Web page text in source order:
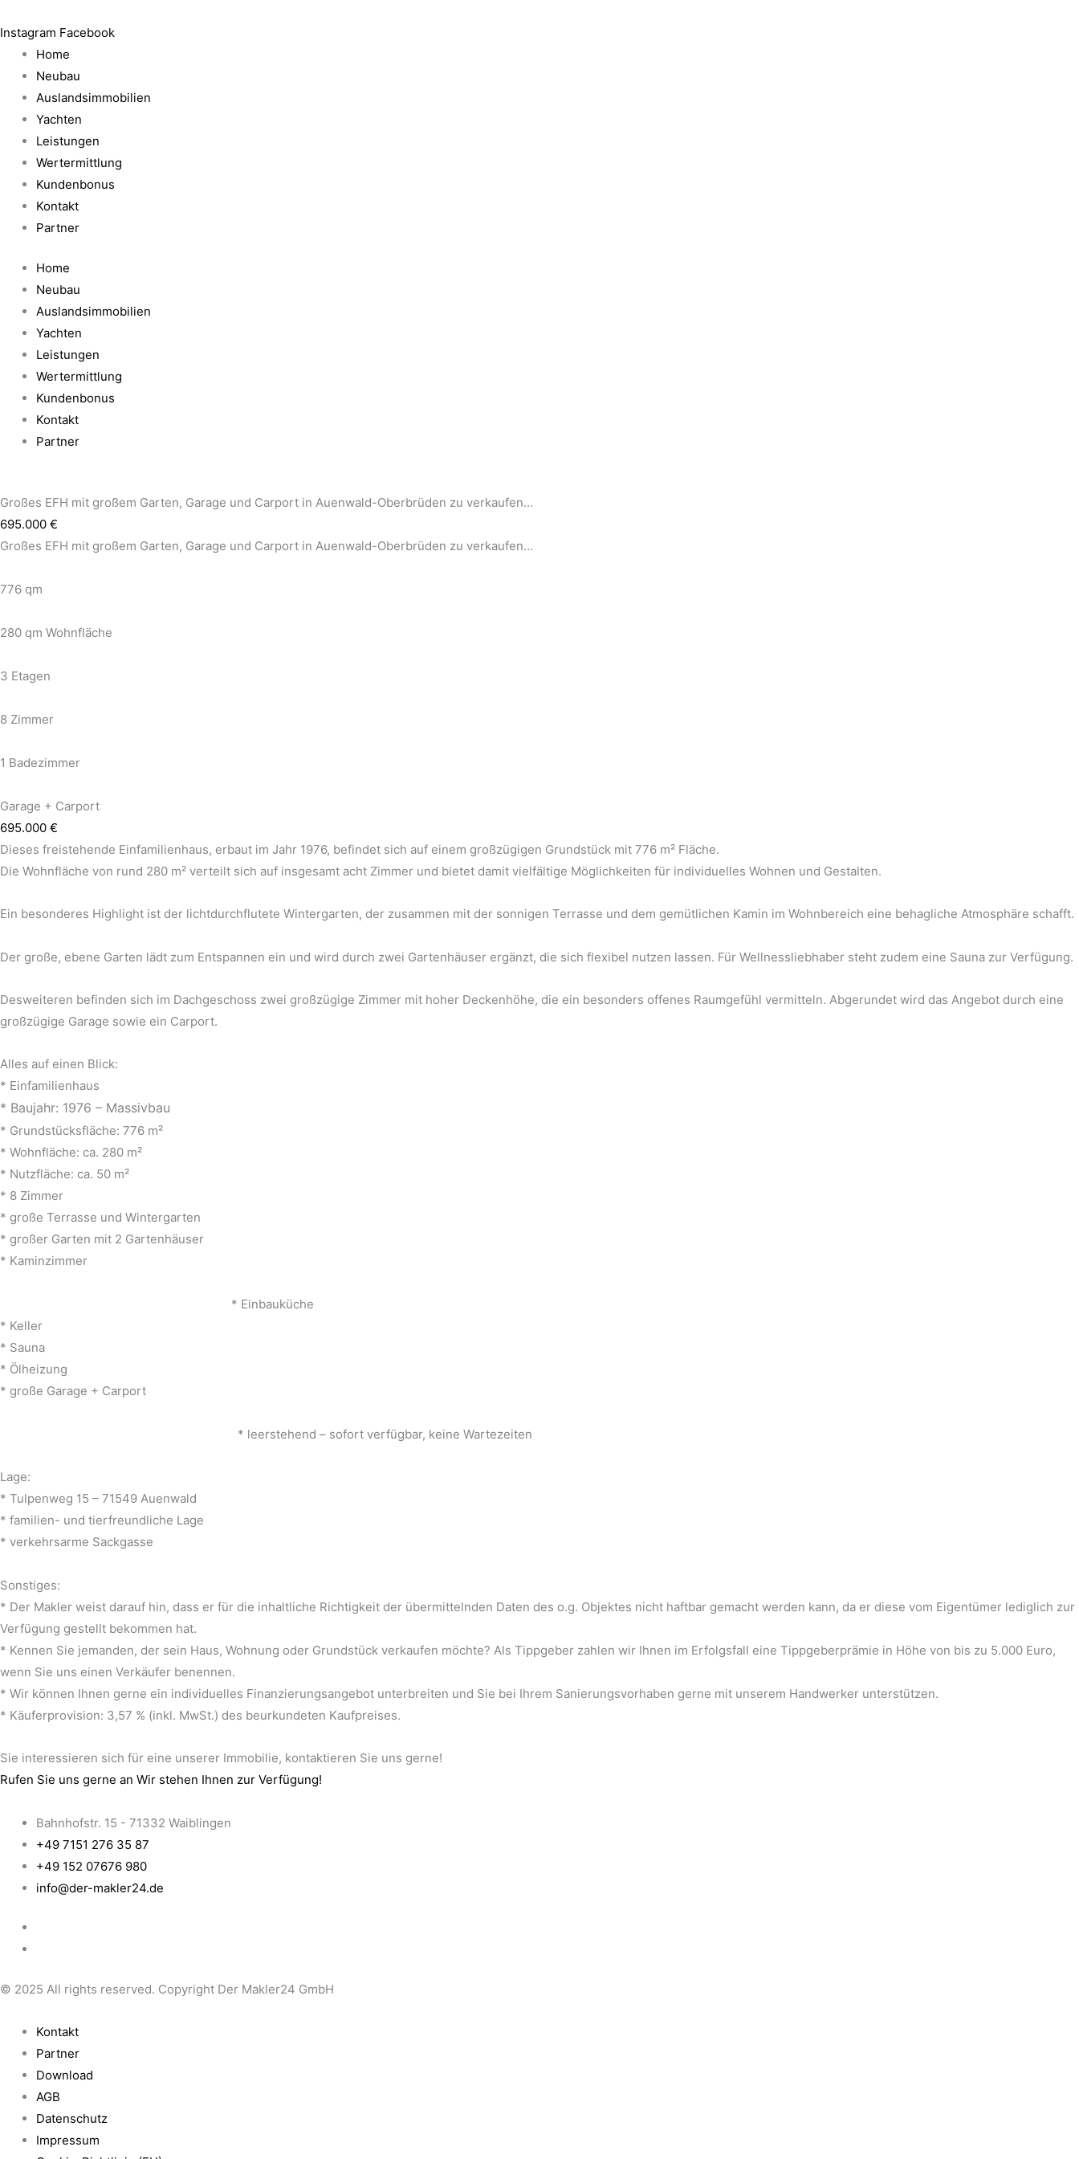
Inhalt
springen
Instagram Facebook
Home
Neubau
Auslandsimmobilien
Yachten
Leistungen
Wertermittlung
Kundenbonus
Kontakt
Partner
Home
Neubau
Auslandsimmobilien
Yachten
Leistungen
Wertermittlung
Kundenbonus
Kontakt
Partner
Großes EFH mit großem Garten, Garage und Carport in Auenwald-Oberbrüden zu verkaufen…
695.000 €
Großes EFH mit großem Garten, Garage und Carport in Auenwald-Oberbrüden zu verkaufen…
776 qm
280 qm Wohnfläche
3 Etagen
8 Zimmer
1 Badezimmer
Garage + Carport
695.000 €
Dieses freistehende Einfamilienhaus, erbaut im Jahr 1976, befindet sich auf einem großzügigen Grundstück mit 776 m² Fläche.
Die Wohnfläche von rund 280 m² verteilt sich auf insgesamt acht Zimmer und bietet damit vielfältige Möglichkeiten für individuelles Wohnen und Gestalten.
Ein besonderes Highlight ist der lichtdurchflutete Wintergarten, der zusammen mit der sonnigen Terrasse und dem gemütlichen Kamin im Wohnbereich eine behagliche Atmosphäre schafft.
Der große, ebene Garten lädt zum Entspannen ein und wird durch zwei Gartenhäuser ergänzt, die sich flexibel nutzen lassen. Für Wellnessliebhaber steht zudem eine Sauna zur Verfügung.
Desweiteren befinden sich im Dachgeschoss zwei großzügige Zimmer mit hoher Deckenhöhe, die ein besonders offenes Raumgefühl vermitteln. Abgerundet wird das Angebot durch eine
großzügige Garage sowie ein Carport.
Alles auf einen Blick:
* Einfamilienhaus
* Baujahr: 1976 – Massivbau
* Grundstücksfläche: 776 m²
* Wohnfläche: ca. 280 m²
* Nutzfläche: ca. 50 m²
* 8 Zimmer
* große Terrasse und Wintergarten
* großer Garten mit 2 Gartenhäuser
* Kaminzimmer
* Einbauküche
* Keller
* Sauna
* Ölheizung
* große Garage + Carport
* leerstehend – sofort verfügbar, keine Wartezeiten
Lage:
* Tulpenweg 15 – 71549 Auenwald
* familien- und tierfreundliche Lage
* verkehrsarme Sackgasse
Sonstiges:
* Der Makler weist darauf hin, dass er für die inhaltliche Richtigkeit der übermittelnden Daten des o.g. Objektes nicht haftbar gemacht werden kann, da er diese vom Eigentümer lediglich zur
Verfügung gestellt bekommen hat.
* Kennen Sie jemanden, der sein Haus, Wohnung oder Grundstück verkaufen möchte? Als Tippgeber zahlen wir Ihnen im Erfolgsfall eine Tippgeberprämie in Höhe von bis zu 5.000 Euro,
wenn Sie uns einen Verkäufer benennen.
* Wir können Ihnen gerne ein individuelles Finanzierungsangebot unterbreiten und Sie bei Ihrem Sanierungsvorhaben gerne mit unserem Handwerker unterstützen.
* Käuferprovision: 3,57 % (inkl. MwSt.) des beurkundeten Kaufpreises.
Sie interessieren sich für eine unserer Immobilie, kontaktieren Sie uns gerne!
Rufen Sie uns gerne an Wir stehen Ihnen zur Verfügung!
Bahnhofstr. 15 - 71332 Waiblingen
+49 7151 276 35 87
+49 152 07676 980
info@der-makler24.de
© 2025 All rights reserved. Copyright Der Makler24 GmbH
Kontakt
Partner
Download
AGB
Datenschutz
Impressum